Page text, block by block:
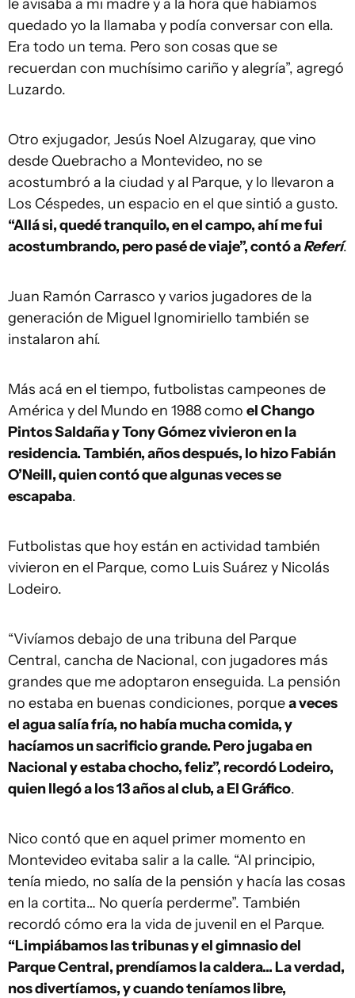
le avisaba a mi madre y a la hora que habíamos
quedado yo la llamaba y podía conversar con ella.
Era todo un tema. Pero son cosas que se
recuerdan con muchísimo cariño y alegría”, agregó
Luzardo.
Otro exjugador, Jesús Noel Alzugaray, que vino
desde Quebracho a Montevideo, no se
acostumbró a la ciudad y al Parque, y lo llevaron a
Los Céspedes, un espacio en el que sintió a gusto.
“Allá si, quedé tranquilo, en el campo, ahí me fui
acostumbrando, pero pasé de viaje”, contó aReferí.
Juan Ramón Carrasco y varios jugadores de la
generación de Miguel Ignomiriello también se
instalaron ahí.
Más acá en el tiempo, futbolistas campeones de
América y del Mundo en 1988 como el Chango
Pintos Saldaña y Tony Gómez vivieron en la
residencia. También, años después, lo hizo Fabián
O’Neill, quien contó que algunas veces se
escapaba.
Futbolistas que hoy están en actividad también
vivieron en el Parque, como Luis Suárez y Nicolás
Lodeiro.
“Vivíamos debajo de una tribuna del Parque
Central, cancha de Nacional, con jugadores más
grandes que me adoptaron enseguida. La pensión
no estaba en buenas condiciones, porquea veces
el agua salía fría, no había mucha comida, y
hacíamos un sacrificio grande. Pero jugaba en
Nacional y estaba chocho, feliz”, recordó Lodeiro,
quien llegó a los 13 años al club, a El Gráfico.
Nico contó que en aquel primer momento en
Montevideo evitaba salir a la calle. “Al principio,
tenía miedo, no salía de la pensión y hacía las cosas
en la cortita… No quería perderme”. También
recordó cómo era la vida de juvenil en el Parque.
“Limpiábamos las tribunas y el gimnasio del
Parque Central, prendíamos la caldera... La verdad,
nos divertíamos, y cuando teníamos libre,